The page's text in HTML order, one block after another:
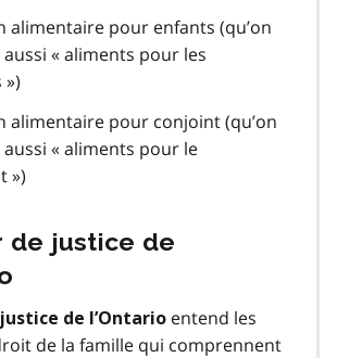
alimentaire pour enfants (qu’on
« aliments pour les
alimentaire pour conjoint (qu’on
« aliments pour le
»)
de justice de
de l’Ontario entend les
de la famille qui comprennent